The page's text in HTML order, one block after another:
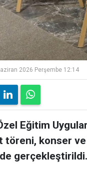
2026 Perşembe 12:14
Eğitim
töreni, konser
gerçekleştirildi.